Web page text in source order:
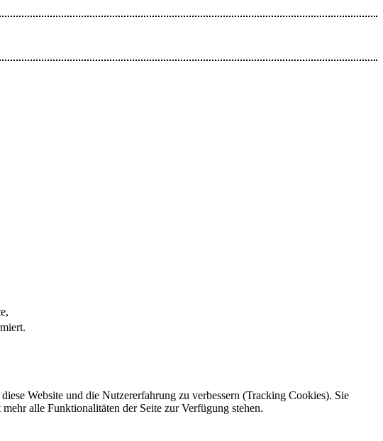
Website und die Nutzererfahrung zu verbessern (Tracking Cookies). Sie
alle Funktionalitäten der Seite zur Verfügung stehen.